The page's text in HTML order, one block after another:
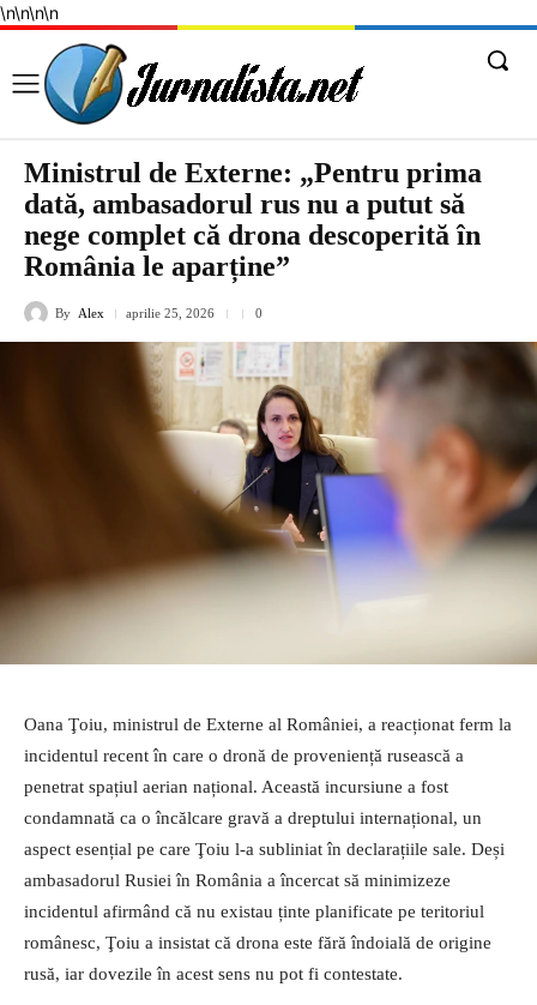
\n\n\n\n
Ministrul de Externe: „Pentru prima
dată, ambasadorul rus nu a putut să
nege complet că drona descoperită în
România le aparține”
By Alex aprilie 25, 2026 0
Oana Ţoiu, ministrul de Externe al României, a reacționat ferm la
incidentul recent în care o dronă de proveniență rusească a
penetrat spațiul aerian național. Această incursiune a fost
condamnată ca o încălcare gravă a dreptului internațional, un
aspect esențial pe care Ţoiu l-a subliniat în declarațiile sale. Deși
ambasadorul Rusiei în România a încercat să minimizeze
incidentul afirmând că nu existau ținte planificate pe teritoriul
românesc, Ţoiu a insistat că drona este fără îndoială de origine
rusă, iar dovezile în acest sens nu pot fi contestate.